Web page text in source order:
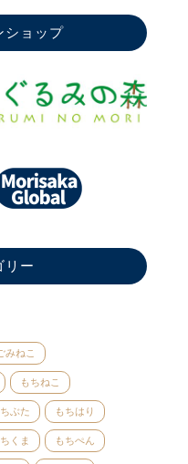
ショップ
リー
みねこ
もちねこ
ぶた もちはり
くま もちぺん